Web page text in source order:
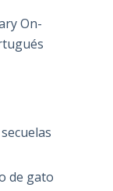
On-
de gato